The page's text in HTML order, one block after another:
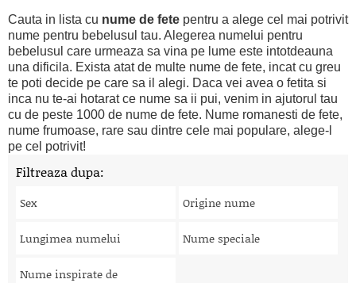
Cauta in lista cu nume de fete pentru a alege cel mai potrivit
nume pentru bebelusul tau. Alegerea numelui pentru
bebelusul care urmeaza sa vina pe lume este intotdeauna
una dificila. Exista atat de multe nume de fete, incat cu greu
te poti decide pe care sa il alegi. Daca vei avea o fetita si
inca nu te-ai hotarat ce nume sa ii pui, venim in ajutorul tau
cu de peste 1000 de nume de fete. Nume romanesti de fete,
nume frumoase, rare sau dintre cele mai populare, alege-l
pe cel potrivit!
Filtreaza dupa:
Sex Origine nume
Lungimea numelui Nume speciale
Nume inspirate de